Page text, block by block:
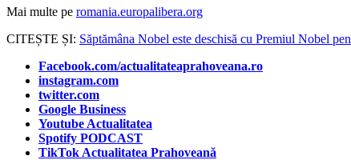
Mai multe pe romania.europalibera.org
CITEȘTE ȘI: Săptămâna Nobel este deschisă cu Premiul Nobel
Facebook.com/actualitateaprahoveana.ro
instagram.com
twitter.com
Google Business
Youtube Actualitatea
Spotify PODCAST
TikTok Actualitatea Prahoveană